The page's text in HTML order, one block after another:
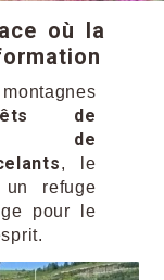
où la
de
de
, le
refuge
pour le